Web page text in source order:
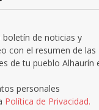
de noticias y
con el resumen de las
de tu pueblo Alhaurín
personales
Política de Privacidad.